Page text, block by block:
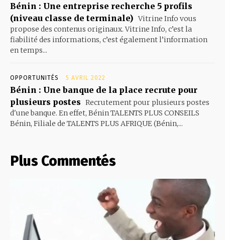
Bénin : Une entreprise recherche 5 profils
(niveau classe de terminale) Vitrine Info vous
propose des contenus originaux. Vitrine Info, c’est la
fiabilité des informations, c’est également l’information
en temps...
OPPORTUNITÉS 5 AVRIL 2022
Bénin : Une banque de la place recrute pour
plusieurs postes Recrutement pour plusieurs postes
d'une banque. En effet, Bénin TALENTS PLUS CONSEILS
Bénin, Filiale de TALENTS PLUS AFRIQUE (Bénin,...
Plus Commentés